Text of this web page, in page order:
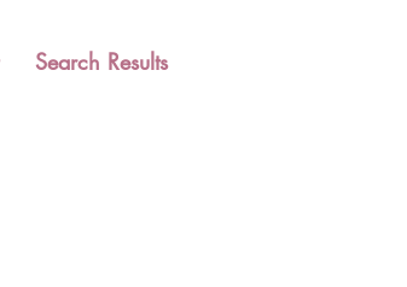
Search Results